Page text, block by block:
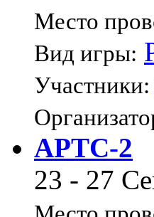
Место
Вид игры:
Участники:
АРТС-2
23 - 27